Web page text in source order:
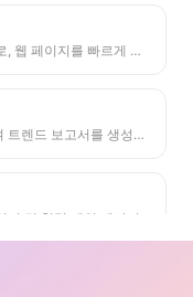
효율적인 웹 비디오 콘텐츠 추출 도구로, 웹 페이지를 빠르게 스캔하고 비디오 정보를 구조화된 Markdown 표로 정리할 수 있습니다.
현재 페이지의 차트 데이터를 분석하여 트렌드 보고서를 생성합니다. 인기 카테고리, 빠르게 상승하는 제품 유형 및 신흥 기술을 식별합니다. 즉각적인 시장 통찰력을 제공하여 최신 제품 트렌드와 시장 동향을 이해하는 데 도움을 줍니다.